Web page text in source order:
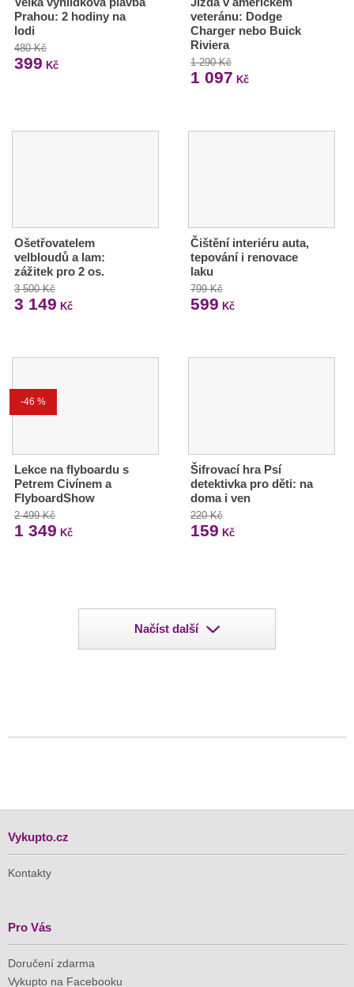
Prahou: 2 hodiny na
lodi
480 Kč
399 Kč
veteránu: Dodge
Charger nebo Buick
Riviera
1 290 Kč
1 097 Kč
Ošetřovatelem
velbloudů a lam:
zážitek pro 2 os.
3 500 Kč
3 149 Kč
Čištění interiéru auta,
tepování i renovace
laku
799 Kč
599 Kč
-46 %
Lekce na flyboardu s
Petrem Civínem a
FlyboardShow
2 499 Kč
1 349 Kč
Šifrovací hra Psí
detektivka pro děti: na
doma i ven
220 Kč
159 Kč
Načíst další
Vykupto.cz
Kontakty
Pro Vás
Doručení zdarma
Vykupto na Facebooku